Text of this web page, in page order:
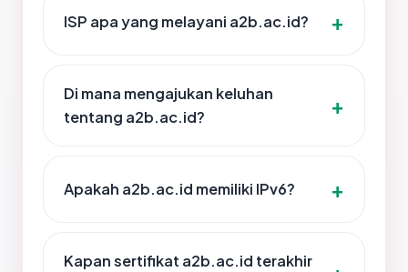
ISP apa yang melayani a2b.ac.id?
Di mana mengajukan keluhan
tentang a2b.ac.id?
Apakah a2b.ac.id memiliki IPv6?
Kapan sertifikat a2b.ac.id terakhir